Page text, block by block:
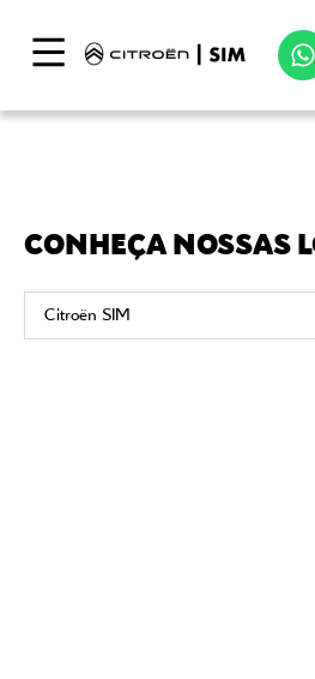
CONHEÇA NOSSAS